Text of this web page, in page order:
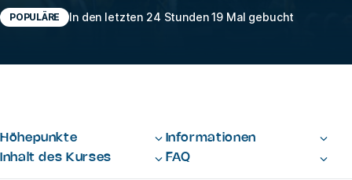
POPULÄRE In den letzten 24 Stunden 19 Mal gebucht
Höhepunkte
Informationen
Inhalt des Kurses
FAQ